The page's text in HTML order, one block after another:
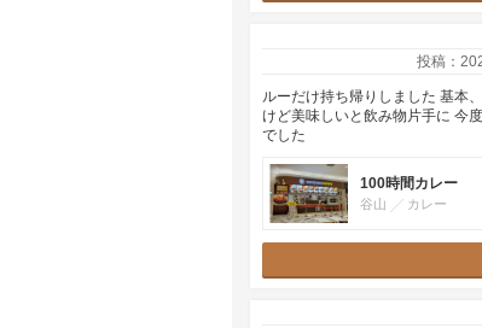
投稿：
ルーだけ持ち帰りしました 基本
けど美味しいと飲み物片手に 今
でした
100時間カレー
谷山 カレー